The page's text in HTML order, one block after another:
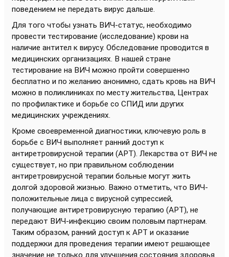
поведением не передать вирус дальше.
Для того чтобы узнать ВИЧ-статус, необходимо
провести тестирование (исследование) крови на
наличие антител к вирусу. Обследование проводится в
медицинских организациях. В нашей стране
тестирование на ВИЧ можно пройти совершенно
бесплатно и по желанию анонимно, сдать кровь на ВИЧ
можно в поликлиниках по месту жительства, Центрах
по профилактике и борьбе со СПИД или других
медицинских учреждениях.
Кроме своевременной диагностики, ключевую роль в
борьбе с ВИЧ выполняет ранний доступ к
антиретровирусной терапии (АРТ). Лекарства от ВИЧ не
существует, но при правильном соблюдении
антиретровирусной терапии больные могут жить
долгой здоровой жизнью. Важно отметить, что ВИЧ-
положительные лица с вирусной супрессией,
получающие антиретровирусную терапию (АРТ), не
передают ВИЧ-инфекцию своим половым партнерам.
Таким образом, ранний доступ к АРТ и оказание
поддержки для проведения терапии имеют решающее
значение не только для улучшения состояния здоровья